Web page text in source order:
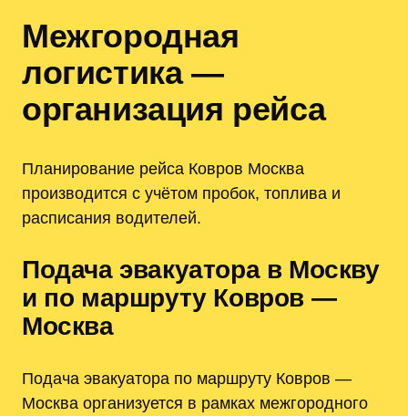
Межгородная
логистика —
организация рейса
Планирование рейса Ковров Москва
производится с учётом пробок, топлива и
расписания водителей.
Подача эвакуатора в Москву
и по маршруту Ковров —
Москва
Подача эвакуатора по маршруту Ковров —
Москва организуется в рамках межгородного